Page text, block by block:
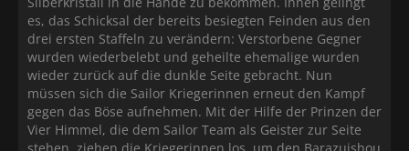
es, das Schicksal der bereits besiegten Feinden aus den
drei ersten Staffeln zu verändern: Verstorbene Gegner
wurden wiederbelebt und geheilte ehemalige wurden
wieder zurück auf die dunkle Seite gebracht. Nun
müssen sich die Sailor Kriegerinnen erneut den Kampf
gegen das Böse aufnehmen. Mit der Hilfe der Prinzen der
Vier Himmel, die dem Sailor Team als Geister zur Seite
stehen, ziehen die Kriegerinnen los, um den Barazuishou